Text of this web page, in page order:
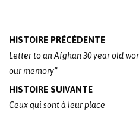
Post
navigation
HISTOIRE PRÉCÉDENTE
Letter to an Afghan 30 year old
our memory”
HISTOIRE SUIVANTE
Ceux qui sont à leur place